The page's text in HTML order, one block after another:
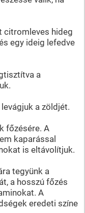
citromleves hideg
egy ideig lefedve
a
a zöldjét.
főzésére. A
kaparással
is eltávolítjuk.
tegyünk a
a hosszú főzés
A
eredeti színe